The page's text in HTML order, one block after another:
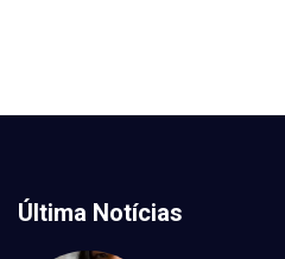
Última Notícias